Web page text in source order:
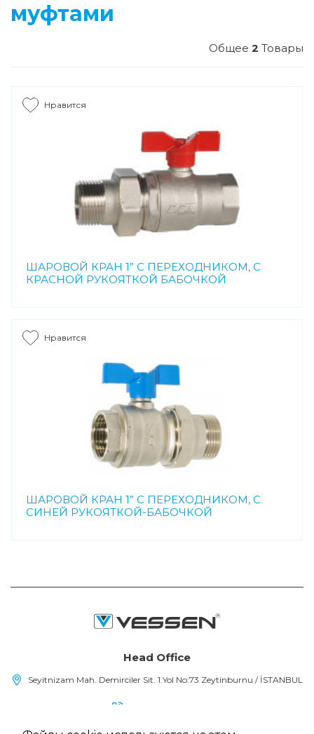
муфтами
Общее 2 Товары
Нравится
ШАРОВОЙ КРАН 1” С ПЕРЕХОДНИКОМ, С
КРАСНОЙ РУКОЯТКОЙ БАБОЧКОЙ
Нравится
ШАРОВОЙ КРАН 1” С ПЕРЕХОДНИКОМ, С
СИНЕЙ РУКОЯТКОЙ-БАБОЧКОЙ
Head Office
Seyitnizam Mah. Demirciler Sit. 1.Yol No:73 Zeytinburnu / İSTANBUL